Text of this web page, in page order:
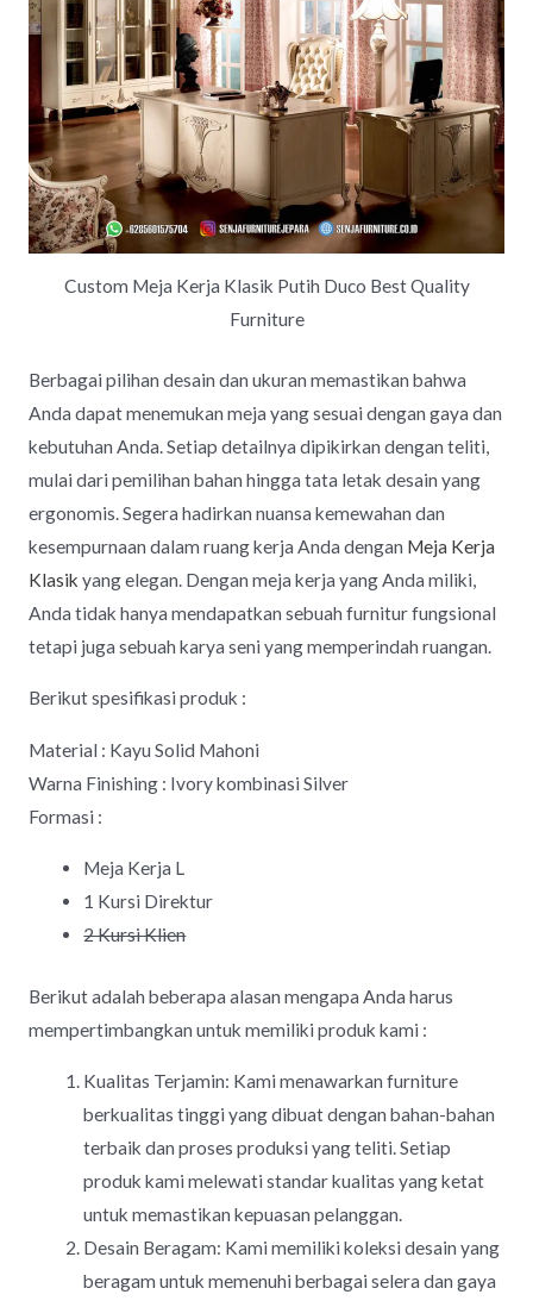
Custom Meja Kerja Klasik Putih Duco Best Quality
Furniture
Berbagai pilihan desain dan ukuran memastikan bahwa
Anda dapat menemukan meja yang sesuai dengan gaya dan
kebutuhan Anda. Setiap detailnya dipikirkan dengan teliti,
mulai dari pemilihan bahan hingga tata letak desain yang
ergonomis. Segera hadirkan nuansa kemewahan dan
kesempurnaan dalam ruang kerja Anda dengan Meja Kerja
Klasik yang elegan. Dengan meja kerja yang Anda miliki,
Anda tidak hanya mendapatkan sebuah furnitur fungsional
tetapi juga sebuah karya seni yang memperindah ruangan.
Berikut spesifikasi produk :
Material : Kayu Solid Mahoni
Warna Finishing : Ivory kombinasi Silver
Formasi :
Meja Kerja L
1 Kursi Direktur
2 Kursi Klien
Berikut adalah beberapa alasan mengapa Anda harus
mempertimbangkan untuk memiliki produk kami :
Kualitas Terjamin: Kami menawarkan furniture
berkualitas tinggi yang dibuat dengan bahan-bahan
terbaik dan proses produksi yang teliti. Setiap
produk kami melewati standar kualitas yang ketat
untuk memastikan kepuasan pelanggan.
Desain Beragam: Kami memiliki koleksi desain yang
beragam untuk memenuhi berbagai selera dan gaya